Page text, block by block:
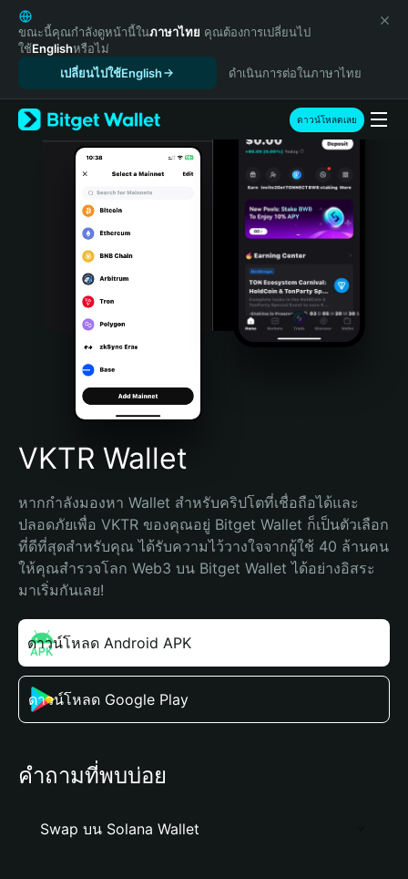
English
日本語
Tiếng Việt
Español (Latinoamérica)
Türkçe
Italiano
Português (Portugal)
Bahasa Indonesia
Português (Brasil)
Español (Argentina)
ขณะนี้คุณกำลังดูหน้านี้ในภาษาไทย คุณต้องการเปลี่ยนไป
ใช้Englishหรือไม่
เปลี่ยนไปใช้English
ดำเนินการต่อในภาษาไทย
ดาวน์โหลดเลย
VKTR Wallet
หากกำลังมองหา Wallet สำหรับคริปโตที่เชื่อถือได้และ
ปลอดภัยเพื่อ VKTR ของคุณอยู่ Bitget Wallet ก็เป็นตัวเลือก
ที่ดีที่สุดสำหรับคุณ ได้รับความไว้วางใจจากผู้ใช้ 40 ล้านคน
ให้คุณสำรวจโลก Web3 บน Bitget Wallet ได้อย่างอิสระ
มาเริ่มกันเลย!
ดาวน์โหลด Android APK
ดาวน์โหลด Google Play
คำถามที่พบบ่อย
Swap บน Solana Wallet